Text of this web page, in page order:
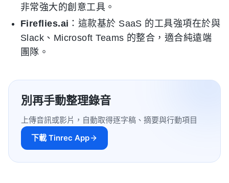
非常強大的創意工具。
Fireflies.ai ：這款基於 SaaS 的工具強項在於與
Slack、Microsoft Teams 的整合，適合純遠端
團隊。
別再手動整理錄音
上傳音訊或影片，自動取得逐字稿、摘要與行動項目
下載 Tinrec App